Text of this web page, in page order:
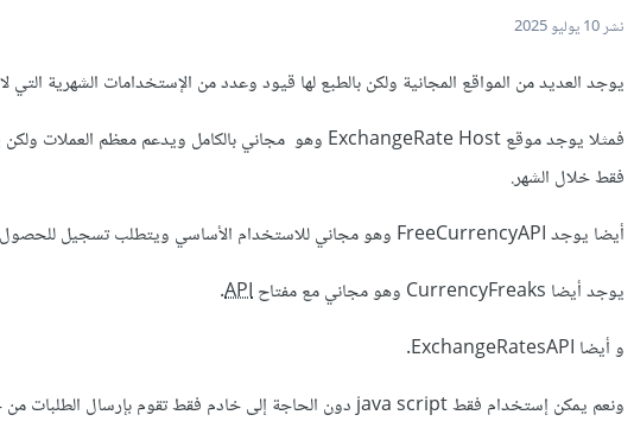
نشر10 يوليو 2025
يوجد العديد من المواقع المجانية ولكن بالطبع لها قيود وعدد من الإستخدامات الشهرية التي
فقط خلال الشهر.
أيضا يوجد FreeCurrencyAPI وهو مجاني للاستخدام الأساسي ويتطلب تسجيل للحصول على مفتاح
يوجد أيضا CurrencyFreaks وهو مجاني مع مفتاح
API
.
و أيضا ExchangeRatesAPI.